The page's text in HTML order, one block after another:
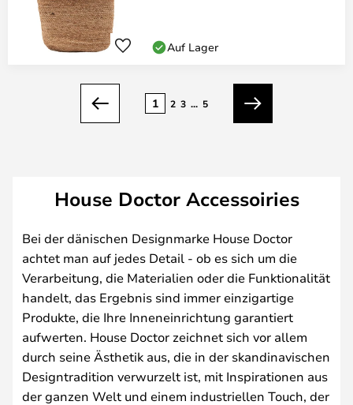
Auf Lager
Zurück
1 2 3 ... 5
Weiter
House Doctor Accessoiries
Bei der dänischen Designmarke House Doctor
achtet man auf jedes Detail - ob es sich um die
Verarbeitung, die Materialien oder die Funktionalität
handelt, das Ergebnis sind immer einzigartige
Produkte, die Ihre Inneneinrichtung garantiert
aufwerten. House Doctor zeichnet sich vor allem
durch seine Ästhetik aus, die in der skandinavischen
Designtradition verwurzelt ist, mit Inspirationen aus
der ganzen Welt und einem industriellen Touch, der